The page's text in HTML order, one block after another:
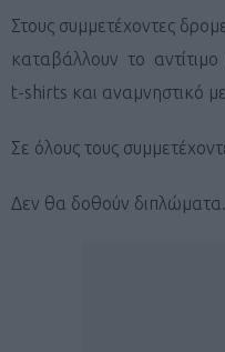
Στους συμμετέχοντες
καταβάλλουν το
t-shirts και αναμνηστικό
Σε όλους τους
Δεν θα δοθούν διπλώματα.